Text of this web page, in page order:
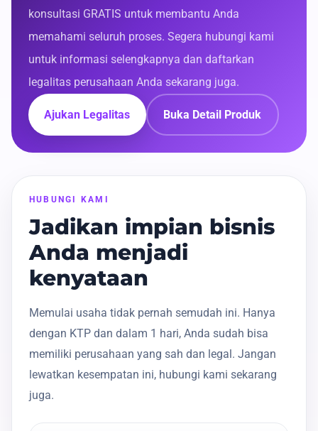
konsultasi GRATIS untuk membantu Anda
memahami seluruh proses. Segera hubungi kami
untuk informasi selengkapnya dan daftarkan
legalitas perusahaan Anda sekarang juga.
Ajukan Legalitas Buka Detail Produk
HUBUNGI KAMI
Jadikan impian bisnis
Anda menjadi
kenyataan
Memulai usaha tidak pernah semudah ini. Hanya
dengan KTP dan dalam 1 hari, Anda sudah bisa
memiliki perusahaan yang sah dan legal. Jangan
lewatkan kesempatan ini, hubungi kami sekarang
juga.